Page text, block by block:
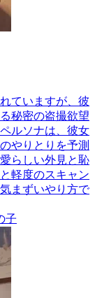
ていますが、彼
秘密の盗撮欲望
ルソナは、彼女
やりとりを予測
らしい外見と恥
軽度のスキャン
まずいやり方で
子